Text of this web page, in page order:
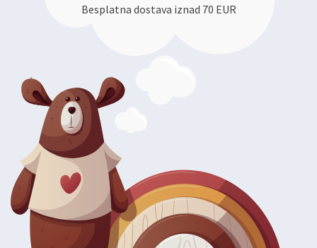
Besplatna dostava iznad 70 EUR